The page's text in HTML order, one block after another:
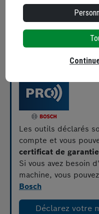
vous dans la
Renseignez les
avec
Indiquez ladate
C'est tout,
Les outils déclarés
compte et vous
certificat de garantie
Si vous avez besoin
machine, vous
Bosch
Déclarez votre